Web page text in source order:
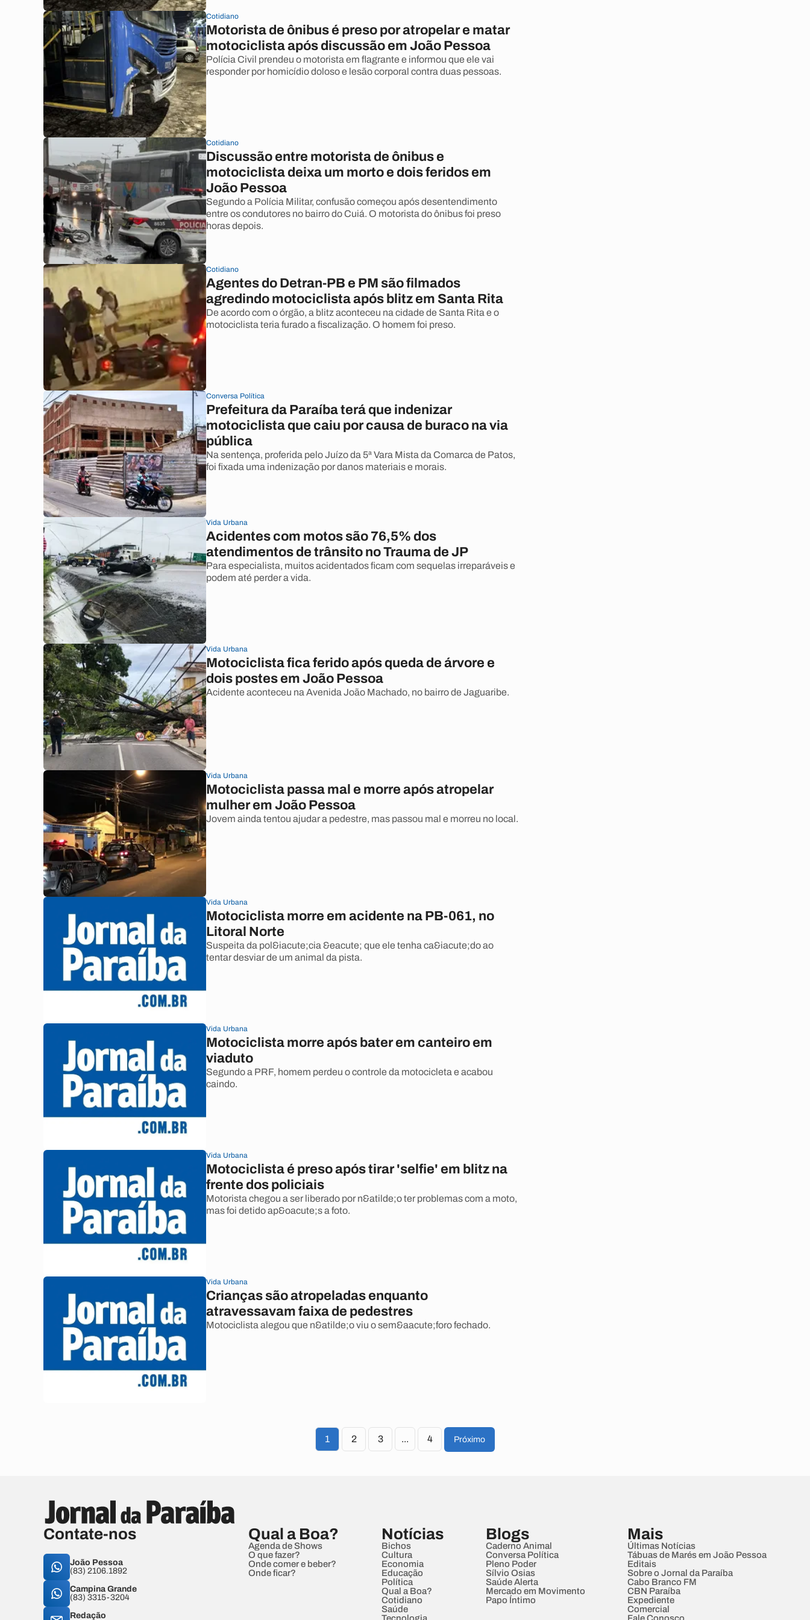
Cotidiano
Motorista de ônibus é preso por atropelar e matar
motociclista após discussão em João Pessoa
Polícia Civil prendeu o motorista em flagrante e informou que ele vai
responder por homicídio doloso e lesão corporal contra duas pessoas.
Cotidiano
Discussão entre motorista de ônibus e
motociclista deixa um morto e dois feridos em
João Pessoa
Segundo a Polícia Militar, confusão começou após desentendimento
entre os condutores no bairro do Cuiá. O motorista do ônibus foi preso
horas depois.
Cotidiano
Agentes do Detran-PB e PM são filmados
agredindo motociclista após blitz em Santa Rita
De acordo com o órgão, a blitz aconteceu na cidade de Santa Rita e o
motociclista teria furado a fiscalização. O homem foi preso.
Conversa Política
Prefeitura da Paraíba terá que indenizar
motociclista que caiu por causa de buraco na via
pública
Na sentença, proferida pelo Juízo da 5ª Vara Mista da Comarca de Patos,
foi fixada uma indenização por danos materiais e morais.
Vida Urbana
Acidentes com motos são 76,5% dos
atendimentos de trânsito no Trauma de JP
Para especialista, muitos acidentados ficam com sequelas irreparáveis e
podem até perder a vida.
Vida Urbana
Motociclista fica ferido após queda de árvore e
dois postes em João Pessoa
Acidente aconteceu na Avenida João Machado, no bairro de Jaguaribe.
Vida Urbana
Motociclista passa mal e morre após atropelar
mulher em João Pessoa
Jovem ainda tentou ajudar a pedestre, mas passou mal e morreu no local.
Vida Urbana
Motociclista morre em acidente na PB-061, no
Litoral Norte
Suspeita da pol&iacute;cia &eacute; que ele tenha ca&iacute;do ao
tentar desviar de um animal da pista.
Vida Urbana
Motociclista morre após bater em canteiro em
viaduto
Segundo a PRF, homem perdeu o controle da motocicleta e acabou
caindo.
Vida Urbana
Motociclista é preso após tirar 'selfie' em blitz na
frente dos policiais
Motorista chegou a ser liberado por n&atilde;o ter problemas com a moto,
mas foi detido ap&oacute;s a foto.
Vida Urbana
Crianças são atropeladas enquanto
atravessavam faixa de pedestres
Motociclista alegou que n&atilde;o viu o sem&aacute;foro fechado.
1 2 3 ... 4 Próximo
Contate-nos
João Pessoa
(83) 2106.1892
Campina Grande
(83) 3315-3204
Redação
Qual a Boa?
Agenda de Shows
O que fazer?
Onde comer e beber?
Onde ficar?
Notícias
Bichos
Cultura
Economia
Educação
Política
Qual a Boa?
Cotidiano
Saúde
Blogs
Caderno Animal
Conversa Política
Pleno Poder
Sílvio Osias
Saúde Alerta
Mercado em Movimento
Papo Íntimo
Mais
Últimas Notícias
Tábuas de Marés em João Pessoa
Editais
Sobre o Jornal da Paraíba
Cabo Branco FM
CBN Paraíba
Expediente
Comercial